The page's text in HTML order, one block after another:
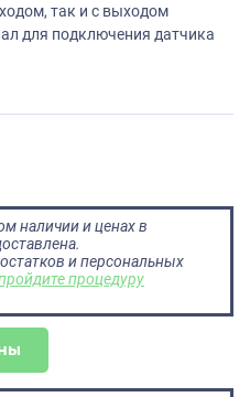
так и с выходом
для подключения датчика
наличии и ценах в
и персональных
процедуру